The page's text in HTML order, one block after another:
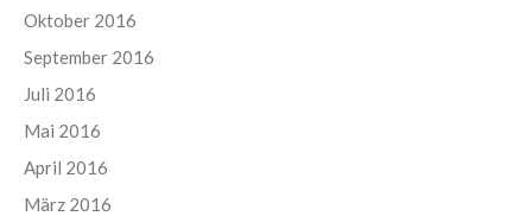
Oktober 2016
September 2016
Juli 2016
Mai 2016
April 2016
März 2016